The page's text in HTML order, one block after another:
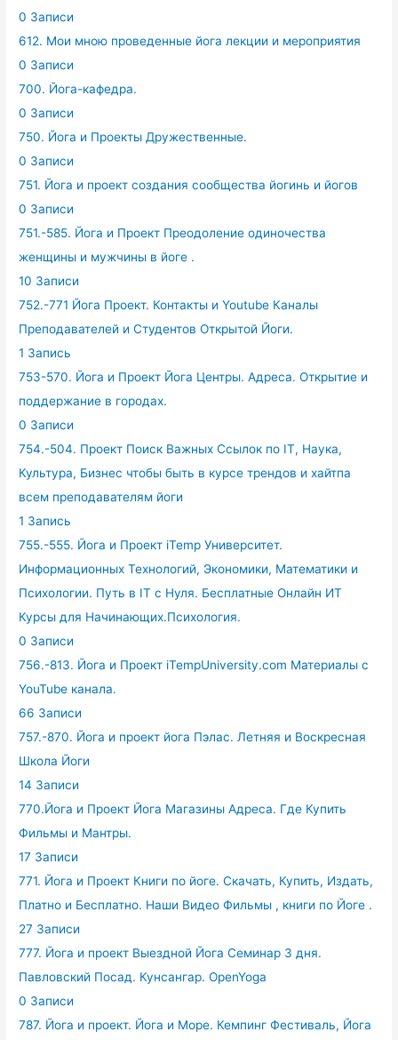
0 Записи
612. Мои мною проведенные йога лекции и мероприятия
0 Записи
700. Йога-кафедра.
0 Записи
750. Йога и Проекты Дружественные.
0 Записи
751. Йога и проект создания сообщества йогинь и йогов
0 Записи
751.-585. Йога и Проект Преодоление одиночества
женщины и мужчины в йоге .
10 Записи
752.-771 Йога Проект. Контакты и Youtube Каналы
Преподавателей и Студентов Открытой Йоги.
1 Запись
753-570. Йога и Проект Йога Центры. Адреса. Открытие и
поддержание в городах.
0 Записи
754.-504. Проект Поиск Важных Ссылок по IT, Наука,
Культура, Бизнес чтобы быть в курсе трендов и хайтпа
всем преподавателям йоги
1 Запись
755.-555. Йога и Проект iTemp Университет.
Информационных Технологий, Экономики, Математики и
Психологии. Путь в IT с Нуля. Бесплатные Онлайн ИТ
Курсы для Начинающих.Психология.
0 Записи
756.-813. Йога и Проект iTempUniversity.com Материалы с
YouTube канала.
66 Записи
757.-870. Йога и проект йога Пэлас. Летняя и Воскресная
Школа Йоги
14 Записи
770.Йога и Проект Йога Магазины Адреса. Где Купить
Фильмы и Мантры.
17 Записи
771. Йога и Проект Книги по йоге. Скачать, Купить, Издать,
Платно и Бесплатно. Наши Видео Фильмы , книги по Йоге .
27 Записи
777. Йога и проект Выездной Йога Семинар 3 дня.
Павловский Посад. Кунсангар. OpenYoga
0 Записи
787. Йога и проект. Йога и Море. Кемпинг Фестиваль, Йога